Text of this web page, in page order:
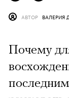
АВТОР ВАЛЕРИЯ
Почему